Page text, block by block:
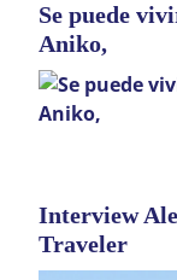
Se puede
Aniko,
Interview
Traveler